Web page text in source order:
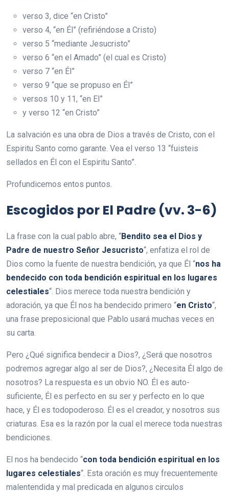
verso 3, dice “en Cristo”
verso 4, “en Él” (refiriéndose a Cristo)
verso 5 “mediante Jesucristo”
verso 6 “en el Amado” (el cual es Cristo)
verso 7 “en Él”
verso 9 “que se propuso en Él”
versos 10 y 11, “en El”
y verso 12 “en Cristo”
La salvación es una obra de Dios a través de Cristo, con el
Espiritu Santo como garante. Vea el verso 13 “fuisteis
sellados en Él con el Espiritu Santo”.
Profundicemos entos puntos.
Escogidos por El Padre (vv. 3-6)
La frase con la cual pablo abre, “Bendito sea el Dios y
Padre de nuestro Señor Jesucristo“, enfatiza el rol de
Dios como la fuente de nuestra bendición, ya que Él “nos ha
bendecido con toda bendición espiritual en los lugares
celestiales“. Dios merece toda nuestra bendición y
adoración, ya que Él nos ha bendecido primero “en Cristo“,
una frase preposicional que Pablo usará muchas veces en
su carta.
Pero ¿Qué significa bendecir a Dios?, ¿Será que nosotros
podremos agregar algo al ser de Dios?, ¿Necesita Él algo de
nosotros? La respuesta es un obvio NO. Él es auto-
suficiente, Él es perfecto en su ser y perfecto en lo que
hace, y Él es todopoderoso. Él es el creador, y nosotros sus
criaturas. Esa es la razón por la cual el merece toda nuestras
bendiciones.
El nos ha bendecido “con toda bendición espiritual en los
lugares celestiales“. Esta oración es muy frecuentemente
malentendida y mal predicada en algunos circulos